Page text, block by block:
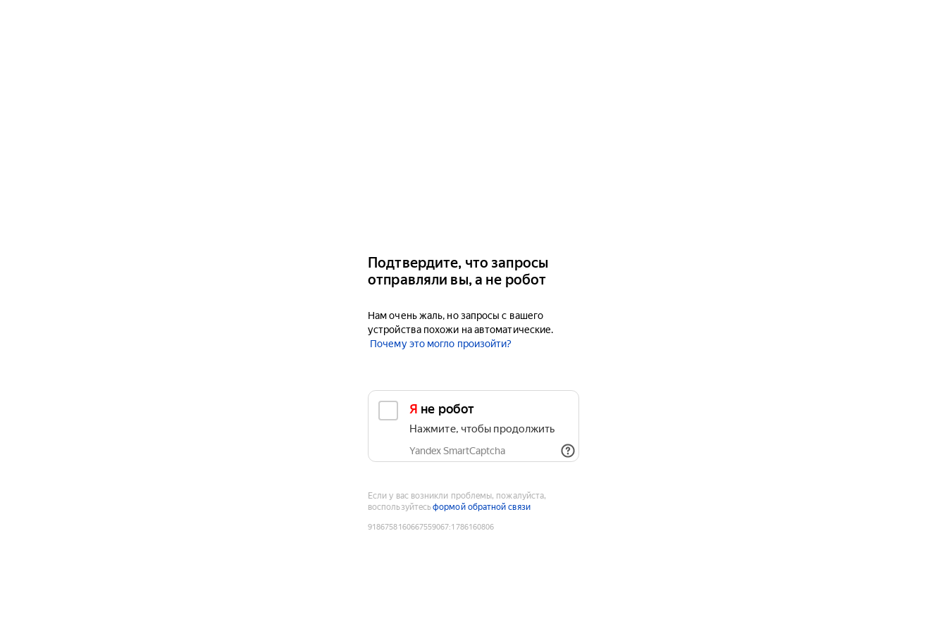
Подтвердите, что запросы
отправляли вы, а не робот
Нам очень жаль, но запросы с вашего
устройства похожи на автоматические.
Почему это могло произойти?
Я не робот
Нажмите, чтобы продолжить
Yandex SmartCaptcha
Если у вас возникли проблемы, пожалуйста,
воспользуйтесьформой обратной связи
9186758160667559067:1786160806